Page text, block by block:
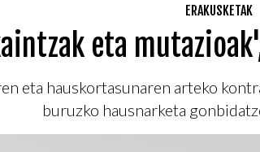
ERAKUSKETAK
eta
eta hauskortasunaren arteko
buruzko hausnarketa